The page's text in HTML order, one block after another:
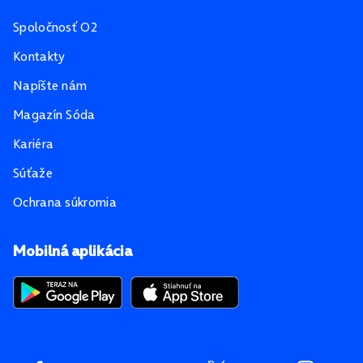
Mobilná aplikácia
Spoločnosť O2
Kontakty
Napíšte nám
Magazín Sóda
Kariéra
Súťaže
Ochrana súkromia